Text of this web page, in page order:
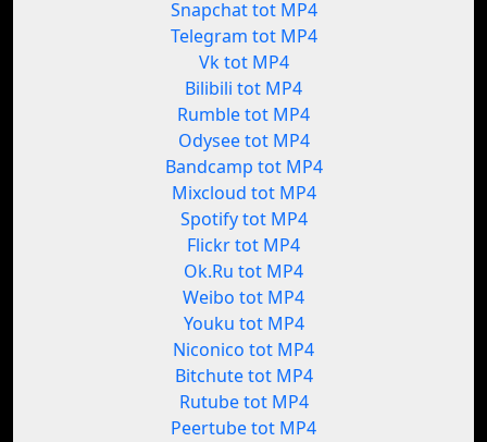
Snapchat tot MP4
Telegram tot MP4
Vk tot MP4
Bilibili tot MP4
Rumble tot MP4
Odysee tot MP4
Bandcamp tot MP4
Mixcloud tot MP4
Spotify tot MP4
Flickr tot MP4
Ok.Ru tot MP4
Weibo tot MP4
Youku tot MP4
Niconico tot MP4
Bitchute tot MP4
Rutube tot MP4
Peertube tot MP4